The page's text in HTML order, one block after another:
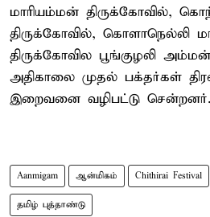
மாரியம்மன் திருக்கோவில்,
திருக்கோவில், கொளாநெல்லி
திருக்கோவில பூங்குழலி
அதிகாலை முதல் பக்தர்கள்
இறைவனை வழிபட்டு சென்றனர்.
Aanmigam ஆன்மிகம் Chithirai Festival
தமிழ் புத்தாண்டு